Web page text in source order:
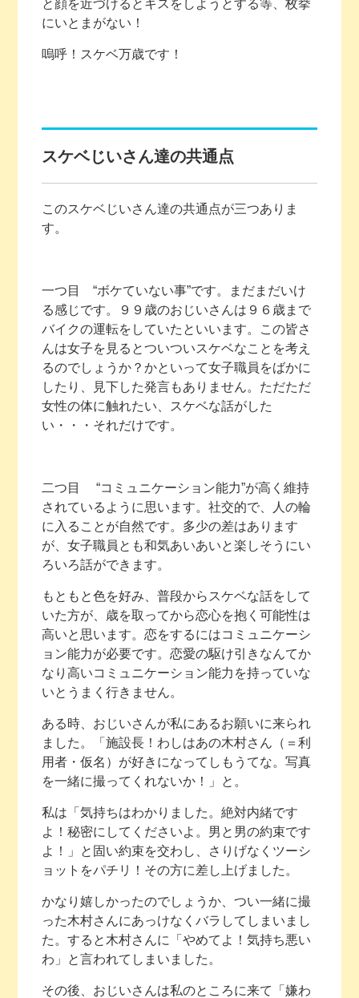
と顔を近づけるとキスをしようとする等、枚挙
にいとまがない！
嗚呼！スケベ万歳です！
スケベじいさん達の共通点
このスケベじいさん達の共通点が三つありま
す。
一つ目 “ボケていない事”です。まだまだいけ
る感じです。９９歳のおじいさんは９６歳まで
バイクの運転をしていたといいます。この皆さ
んは女子を見るとついついスケベなことを考え
るのでしょうか？かといって女子職員をばかに
したり、見下した発言もありません。ただただ
女性の体に触れたい、スケベな話がした
い・・・それだけです。
二つ目 “コミュニケーション能力”が高く維持
されているように思います。社交的で、人の輪
に入ることが自然です。多少の差はあります
が、女子職員とも和気あいあいと楽しそうにい
ろいろ話ができます。
もともと色を好み、普段からスケベな話をして
いた方が、歳を取ってから恋心を抱く可能性は
高いと思います。恋をするにはコミュニケーシ
ョン能力が必要です。恋愛の駆け引きなんてか
なり高いコミュニケーション能力を持っていな
いとうまく行きません。
ある時、おじいさんが私にあるお願いに来られ
ました。「施設長！わしはあの木村さん（＝利
用者・仮名）が好きになってしもうてな。写真
を一緒に撮ってくれないか！」と。
私は「気持ちはわかりました。絶対内緒です
よ！秘密にしてくださいよ。男と男の約束です
よ！」と固い約束を交わし、さりげなくツーシ
ョットをパチリ！その方に差し上げました。
かなり嬉しかったのでしょうか、つい一緒に撮
った木村さんにあっけなくバラしてしまいまし
た。すると木村さんに「やめてよ！気持ち悪い
わ」と言われてしまいました。
その後、おじいさんは私のところに来て「嫌わ